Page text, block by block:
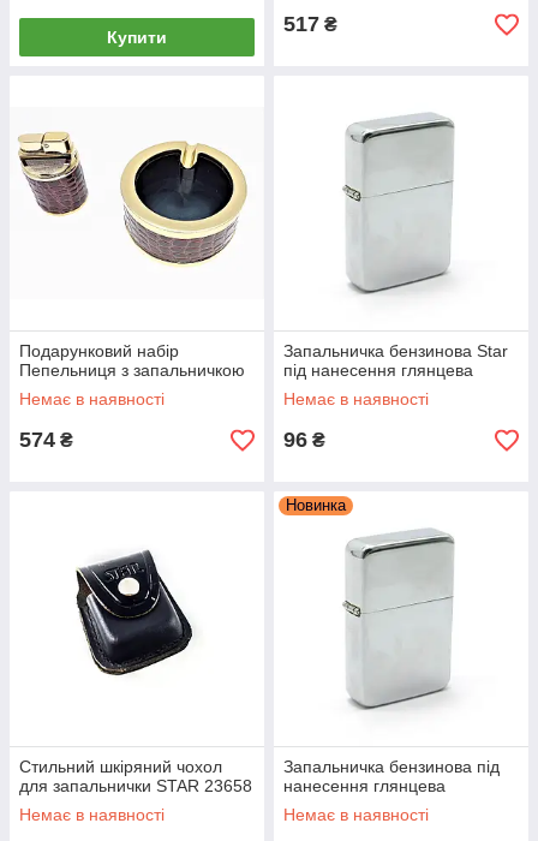
Купити
517 ₴
Подарунковий набір
Пепельниця з запальничкою
Немає в наявності
574 ₴
Запальничка бензинова Star
під нанесення глянцева
Немає в наявності
96 ₴
Стильний шкіряний чохол
для запальнички STAR 23658
Немає в наявності
Новинка
Запальничка бензинова під
нанесення глянцева
Немає в наявності